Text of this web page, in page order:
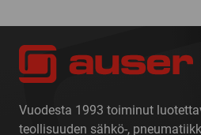
Vuodesta 1993 toiminut
teollisuuden sähkö-,